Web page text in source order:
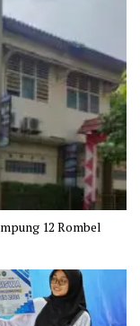
12 Rombel